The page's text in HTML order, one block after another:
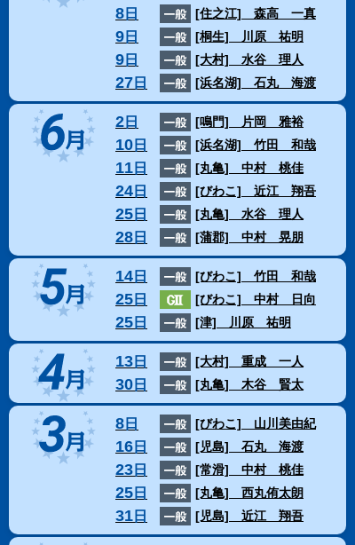
8日 [住之江] 森高 一真
9日 [桐生] 川原 祐明
9日 [大村] 水谷 理人
27日 [浜名湖] 石丸 海渡
2日 [鳴門] 片岡 雅裕
10日 [浜名湖] 竹田 和哉
11日 [丸亀] 中村 桃佳
24日 [びわこ] 近江 翔吾
25日 [丸亀] 水谷 理人
28日 [蒲郡] 中村 晃朋
14日 [びわこ] 竹田 和哉
25日 [びわこ] 中村 日向
25日 [津] 川原 祐明
13日 [大村] 重成 一人
30日 [丸亀] 木谷 賢太
8日 [びわこ] 山川美由紀
16日 [児島] 石丸 海渡
23日 [常滑] 中村 桃佳
25日 [丸亀] 西丸侑太朗
31日 [児島] 近江 翔吾